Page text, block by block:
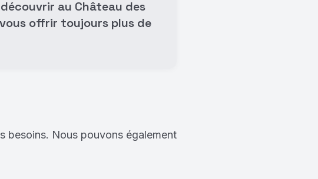
au Château des
offrir toujours plus de
besoins. Nous pouvons également